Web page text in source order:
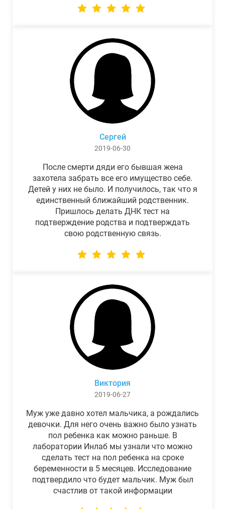
Сергей
2019-06-30
После смерти дяди его бывшая жена
захотела забрать все его имущество себе.
Детей у них не было. И получилось, так что я
единственный ближайший родственник.
Пришлось делать ДНК тест на
подтверждение родства и подтверждать
свою родственную связь.
Виктория
2019-06-27
Муж уже давно хотел мальчика, а рождались
девочки. Для него очень важно было узнать
пол ребенка как можно раньше. В
лаборатории Инлаб мы узнали что можно
сделать тест на пол ребенка на сроке
беременности в 5 месяцев. Исследование
подтвердило что будет мальчик. Муж был
счастлив от такой информации